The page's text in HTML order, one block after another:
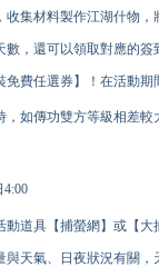
收集材料製作江湖什物
數，還可以領取對應的
費任選券】！在活動
如傳功雙方等級相差較
4:00
道具【捕螢網】或【
與天氣、日夜狀況有關